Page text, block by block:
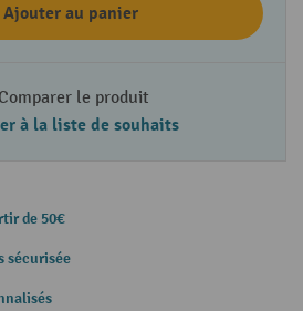
Ajouter au panier
Comparer le produit
à la liste de souhaits
de 50€
sécurisée